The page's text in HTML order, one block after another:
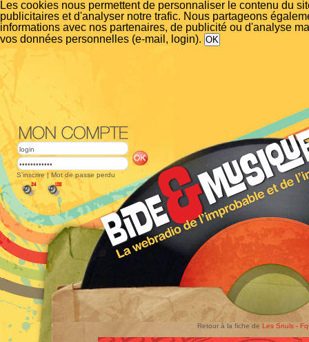
Les cookies nous permettent de personnaliser le contenu du
publicitaires et d'analyser notre trafic. Nous partageons
informations avec nos partenaires, de publicité ou d'analyse
vos données personnelles (e-mail, login).
S'inscrire | Mot de passe perdu
Retour à la fiche de Les Snuls -